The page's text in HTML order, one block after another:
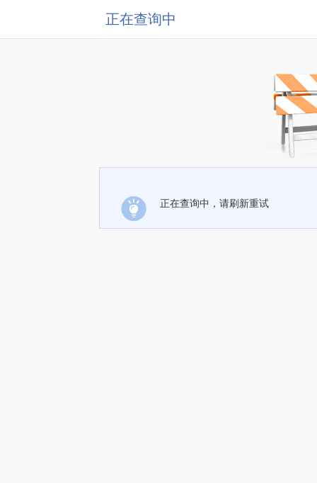
正在查询中
正在查询中，请刷新重试